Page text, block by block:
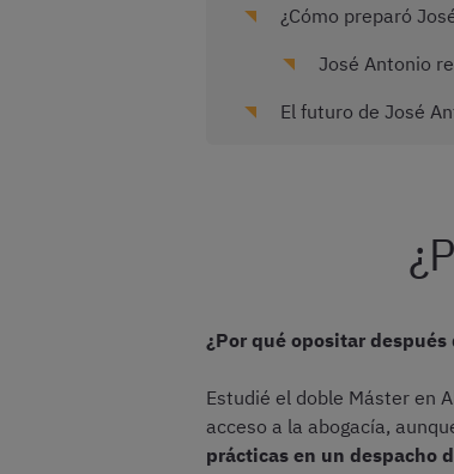
¿Cómo preparó
José Antonio
El futuro de José
¿Por qué opositar
Estudié el doble Máster en
acceso a la abogacía,
prácticas en un despacho